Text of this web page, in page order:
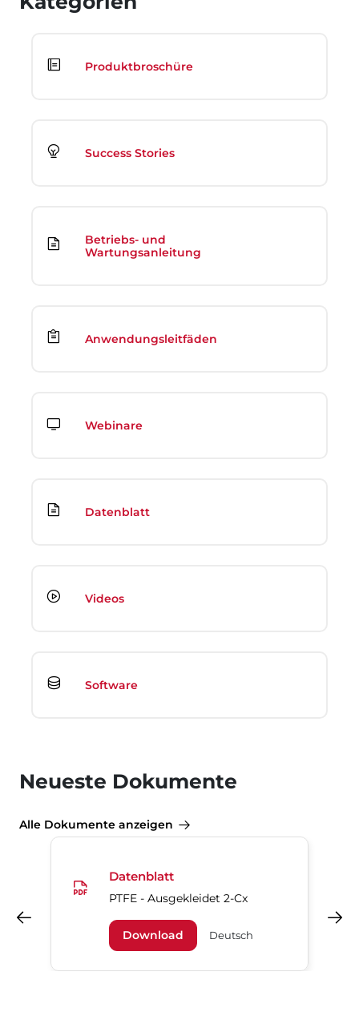
Produktbroschüre
Success Stories
Betriebs- und
Wartungsanleitung
Anwendungsleitfäden
Webinare
Datenblatt
Videos
Software
Neueste Dokumente
Alle Dokumente anzeigen
Datenblatt
PTFE - Ausgekleidet 2-Cx
Download Deutsch
Nächstes